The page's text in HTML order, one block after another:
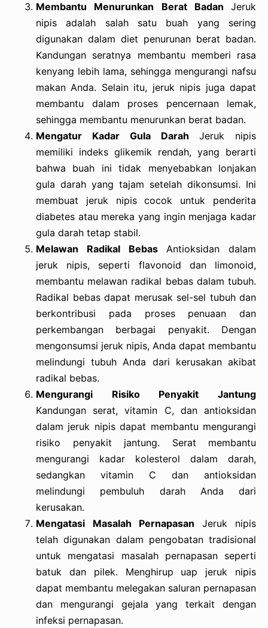
Membantu Menurunkan Berat Badan Jeruk
nipis adalah salah satu buah yang sering
digunakan dalam diet penurunan berat badan.
Kandungan seratnya membantu memberi rasa
kenyang lebih lama, sehingga mengurangi nafsu
makan Anda. Selain itu, jeruk nipis juga dapat
membantu dalam proses pencernaan lemak,
sehingga membantu menurunkan berat badan.
Mengatur Kadar Gula Darah Jeruk nipis
memiliki indeks glikemik rendah, yang berarti
bahwa buah ini tidak menyebabkan lonjakan
gula darah yang tajam setelah dikonsumsi. Ini
membuat jeruk nipis cocok untuk penderita
diabetes atau mereka yang ingin menjaga kadar
gula darah tetap stabil.
Melawan Radikal Bebas Antioksidan dalam
jeruk nipis, seperti flavonoid dan limonoid,
membantu melawan radikal bebas dalam tubuh.
Radikal bebas dapat merusak sel-sel tubuh dan
berkontribusi pada proses penuaan dan
perkembangan berbagai penyakit. Dengan
mengonsumsi jeruk nipis, Anda dapat membantu
melindungi tubuh Anda dari kerusakan akibat
radikal bebas.
Mengurangi Risiko Penyakit Jantung
Kandungan serat, vitamin C, dan antioksidan
dalam jeruk nipis dapat membantu mengurangi
risiko penyakit jantung. Serat membantu
mengurangi kadar kolesterol dalam darah,
sedangkan vitamin C dan antioksidan
melindungi pembuluh darah Anda dari
kerusakan.
Mengatasi Masalah Pernapasan Jeruk nipis
telah digunakan dalam pengobatan tradisional
untuk mengatasi masalah pernapasan seperti
batuk dan pilek. Menghirup uap jeruk nipis
dapat membantu melegakan saluran pernapasan
dan mengurangi gejala yang terkait dengan
infeksi pernapasan.